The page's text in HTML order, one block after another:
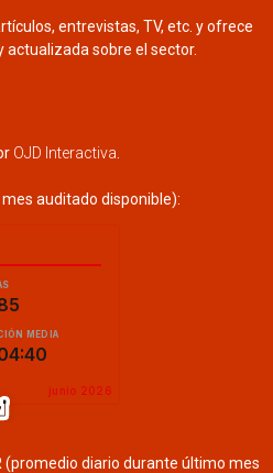
entrevistas, TV, etc. y ofrece
sobre el sector.
OJD Interactiva
auditado disponible):
(promedio diario durante último mes